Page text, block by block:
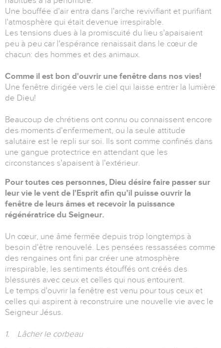
Une bouffée d'air entra dans l'arche revivifiant et purifiant
l'atmosphère qui était devenue irrespirable.
Les tensions dues à la promiscuité du lieu s'apaisaient
peu à peu car l'espérance renaissait dans le cœur de
chacun: des hommes et des animaux.
Comme il est bon d'ouvrir une fenêtre dans nos vies!
Une fenêtre dirigée vers le ciel qui laisse entrer la lumière
de Dieu!
Beaucoup de chrétiens ont connu ou connaissent encore
des moments d'enfermement, ou la seule attitude
salutaire est le repli sur soi. Ils sont comme confinés dans
une gangue protectrice en attendant que les
circonstances s'apaisent à l'extérieur.
Pour toutes ces personnes, Dieu désire faire passer sur
leur vie le vent de l'Esprit afin qu'il puisse ouvrir la
fenêtre de leurs âmes et recevoir la puissance
régénératrice du Seigneur.
Un cœur, une âme fermée depuis trop longtemps à
besoin d'être renouvelé. Les pensées ressassées comme
des rengaines ont fini par créer une atmosphère
irrespirable, les sentiments étouffés ont créés des
blessures avec ceux et celles qui nous entourent.
Le temps d'ouvrir la fenêtre est venu pour tous ceux et
celles qui aspirent à reconstruire une nouvelle vie avec le
Seigneur Jésus.
1. Lâcher le corbeau